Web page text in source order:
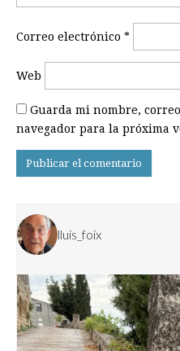
Correo electrónico *
Web
Guarda mi nombre,
navegador para la próxima
lluis_foix